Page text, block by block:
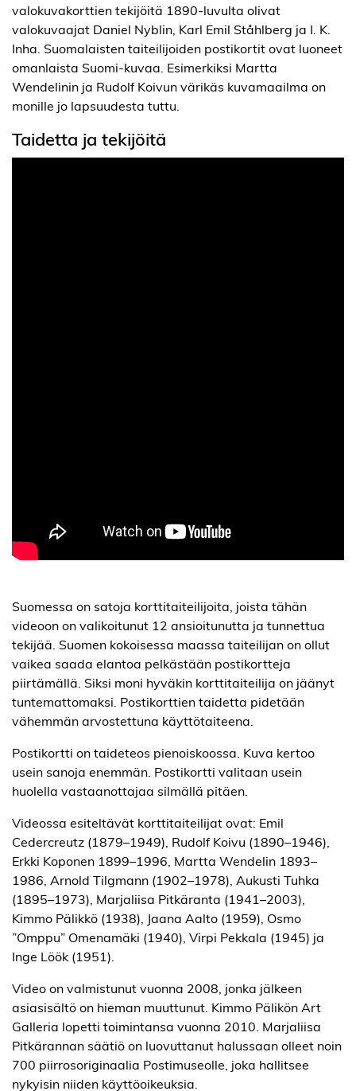
valokuvakorttien tekijöitä 1890-luvulta olivat
valokuvaajat Daniel Nyblin, Karl Emil Ståhlberg ja I. K.
Inha. Suomalaisten taiteilijoiden postikortit ovat luoneet
omanlaista Suomi-kuvaa. Esimerkiksi Martta
Wendelinin ja Rudolf Koivun värikäs kuvamaailma on
monille jo lapsuudesta tuttu.
Taidetta ja tekijöitä
Suomessa on satoja korttitaiteilijoita, joista tähän
videoon on valikoitunut 12 ansioitunutta ja tunnettua
tekijää. Suomen kokoisessa maassa taiteilijan on ollut
vaikea saada elantoa pelkästään postikortteja
piirtämällä. Siksi moni hyväkin korttitaiteilija on jäänyt
tuntemattomaksi. Postikorttien taidetta pidetään
vähemmän arvostettuna käyttötaiteena.
Postikortti on taideteos pienoiskoossa. Kuva kertoo
usein sanoja enemmän. Postikortti valitaan usein
huolella vastaanottajaa silmällä pitäen.
Videossa esiteltävät korttitaiteilijat ovat: Emil
Cedercreutz (1879–1949), Rudolf Koivu (1890–1946),
Erkki Koponen 1899–1996, Martta Wendelin 1893–
1986, Arnold Tilgmann (1902–1978), Aukusti Tuhka
(1895–1973), Marjaliisa Pitkäranta (1941–2003),
Kimmo Pälikkö (1938), Jaana Aalto (1959), Osmo
”Omppu” Omenamäki (1940), Virpi Pekkala (1945) ja
Inge Löök (1951).
Video on valmistunut vuonna 2008, jonka jälkeen
asiasisältö on hieman muuttunut. Kimmo Pälikön Art
Galleria lopetti toimintansa vuonna 2010. Marjaliisa
Pitkärannan säätiö on luovuttanut halussaan olleet noin
700 piirrosoriginaalia Postimuseolle, joka hallitsee
nykyisin niiden käyttöoikeuksia.